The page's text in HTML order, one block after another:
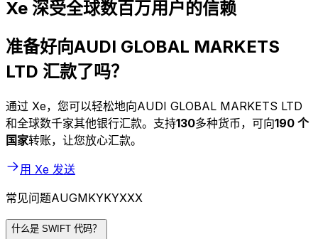
Xe 深受全球数百万用户的信赖
准备好向AUDI GLOBAL MARKETS
LTD 汇款了吗？
通过 Xe，您可以轻松地向AUDI GLOBAL MARKETS LTD
和全球数千家其他银行汇款。支持130多种货币，可向190 个
国家转账，让您放心汇款。
用 Xe 发送
常见问题AUGMKYKYXXX
什么是 SWIFT 代码？